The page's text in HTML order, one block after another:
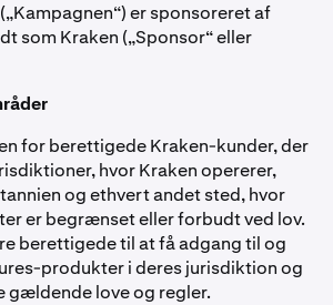
er sponsoreret af
som Kraken („Sponsor“ eller
for berettigede Kraken-kunder, der
hvor Kraken opererer,
og ethvert andet sted, hvor
er begrænset eller forbudt ved lov.
berettigede til at få adgang til og
produkter i deres jurisdiktion og
gældende love og regler.